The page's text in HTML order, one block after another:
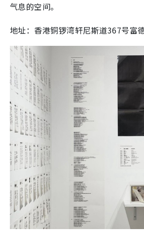
气息的空间。
地址：香港铜锣湾轩尼斯道367号富